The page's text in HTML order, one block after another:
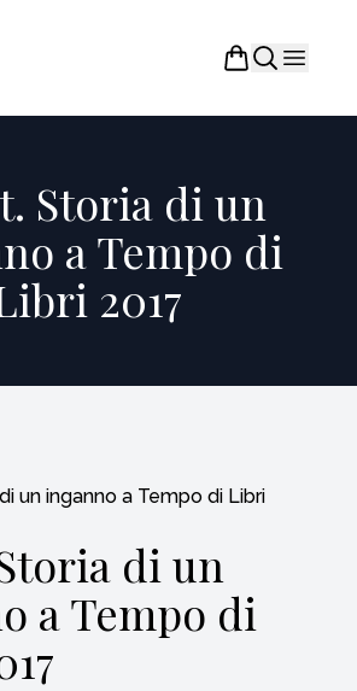
Storia di un
a Tempo di
2017
di un
a Tempo di